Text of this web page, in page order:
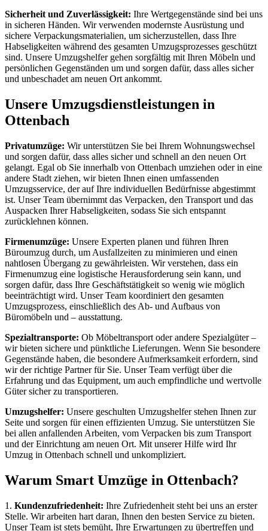
Sicherheit und Zuverlässigkeit: Ihre Wertgegenstände sind bei uns
in sicheren Händen. Wir verwenden modernste Ausrüstung und
sichere Verpackungsmaterialien, um sicherzustellen, dass Ihre
Habseligkeiten während des gesamten Umzugsprozesses geschützt
sind. Unsere Umzugshelfer gehen sorgfältig mit Ihren Möbeln und
persönlichen Gegenständen um und sorgen dafür, dass alles sicher
und unbeschadet am neuen Ort ankommt.
Unsere Umzugsdienstleistungen in
Ottenbach
Privatumzüge: Wir unterstützen Sie bei Ihrem Wohnungswechsel
und sorgen dafür, dass alles sicher und schnell an den neuen Ort
gelangt. Egal ob Sie innerhalb von Ottenbach umziehen oder in eine
andere Stadt ziehen, wir bieten Ihnen einen umfassenden
Umzugsservice, der auf Ihre individuellen Bedürfnisse abgestimmt
ist. Unser Team übernimmt das Verpacken, den Transport und das
Auspacken Ihrer Habseligkeiten, sodass Sie sich entspannt
zurücklehnen können.
Firmenumzüge: Unsere Experten planen und führen Ihren
Büroumzug durch, um Ausfallzeiten zu minimieren und einen
nahtlosen Übergang zu gewährleisten. Wir verstehen, dass ein
Firmenumzug eine logistische Herausforderung sein kann, und
sorgen dafür, dass Ihre Geschäftstätigkeit so wenig wie möglich
beeinträchtigt wird. Unser Team koordiniert den gesamten
Umzugsprozess, einschließlich des Ab- und Aufbaus von
Büromöbeln und – ausstattung.
Spezialtransporte: Ob Möbeltransport oder andere Spezialgüter –
wir bieten sichere und pünktliche Lieferungen. Wenn Sie besondere
Gegenstände haben, die besondere Aufmerksamkeit erfordern, sind
wir der richtige Partner für Sie. Unser Team verfügt über die
Erfahrung und das Equipment, um auch empfindliche und wertvolle
Güter sicher zu transportieren.
Umzugshelfer: Unsere geschulten Umzugshelfer stehen Ihnen zur
Seite und sorgen für einen effizienten Umzug. Sie unterstützen Sie
bei allen anfallenden Arbeiten, vom Verpacken bis zum Transport
und der Einrichtung am neuen Ort. Mit unserer Hilfe wird Ihr
Umzug in Ottenbach schnell und unkompliziert.
Warum Smart Umzüge in Ottenbach?
1. Kundenzufriedenheit: Ihre Zufriedenheit steht bei uns an erster
Stelle. Wir arbeiten hart daran, Ihnen den besten Service zu bieten.
Unser Team ist stets bemüht, Ihre Erwartungen zu übertreffen und